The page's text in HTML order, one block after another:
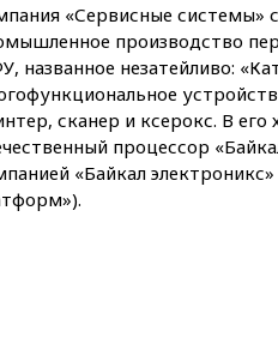
«Сервисные системы»
производство
названное незатейливо:
сканер и ксерокс. В
процессор
«Байкал